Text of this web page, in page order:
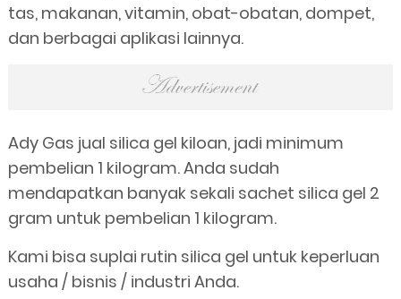
tas, makanan, vitamin, obat-obatan, dompet,
dan berbagai aplikasi lainnya.
Ady Gas jual silica gel kiloan, jadi minimum
pembelian 1 kilogram. Anda sudah
mendapatkan banyak sekali sachet silica gel 2
gram untuk pembelian 1 kilogram.
Kami bisa suplai rutin silica gel untuk keperluan
usaha / bisnis / industri Anda.